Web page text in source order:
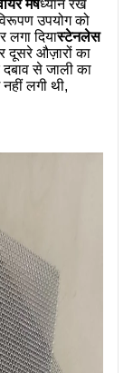
मेषध्यान रखें
उपयोग को
लगा दियास्टेनलेस
दूसरे औज़ारों का
से जाली का
लगी थी,